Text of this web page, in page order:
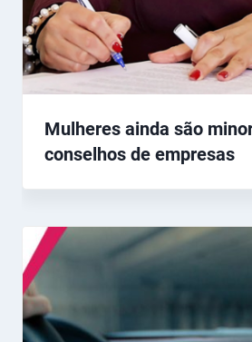
Mulheres ainda são
conselhos de empresas